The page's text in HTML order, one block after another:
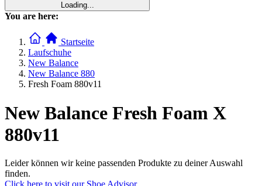
Loading...
You are here:
Startseite
Laufschuhe
New Balance
New Balance 880
Fresh Foam 880v11
New Balance Fresh Foam X
880v11
Leider können wir keine passenden Produkte zu deiner Auswahl
finden.